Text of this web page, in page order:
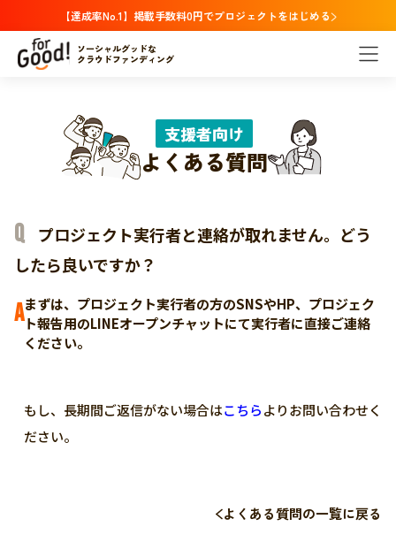
【達成率No.1】掲載手数料0円でプロジェクトをはじめる
ソーシャルグッドな
クラウドファンディング
支援者向け
よくある質問
プロジェクト実行者と連絡が取れません。どう
したら良いですか？
Aまずは、プロジェクト実行者の方のSNSやHP、プロジェク
ト報告用のLINEオープンチャットにて実行者に直接ご連絡
ください。
もし、長期間ご返信がない場合はこちらよりお問い合わせく
ださい。
よくある質問の一覧に戻る